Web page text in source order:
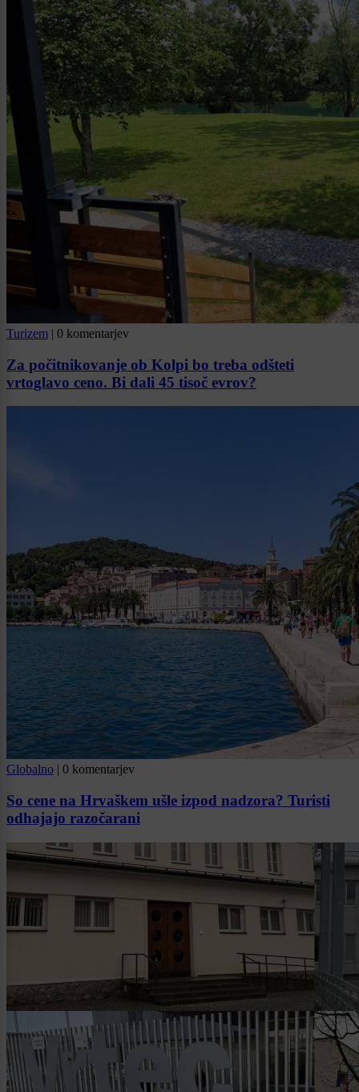
Turizem | 0 komentarjev
Za počitnikovanje ob Kolpi bo treba odšteti
vrtoglavo ceno. Bi dali 45 tisoč evrov?
Globalno | 0 komentarjev
So cene na Hrvaškem ušle izpod nadzora? Turisti
odhajajo razočarani